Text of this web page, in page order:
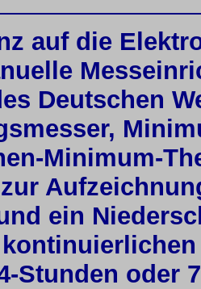
auf die
Deutschen
Minimum-
ein
Stunden oder